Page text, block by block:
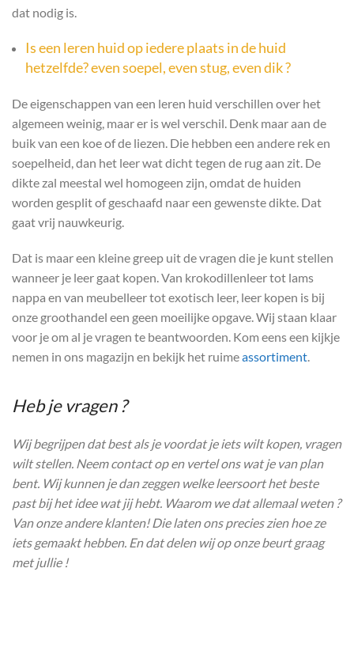
dat nodig is.
Is een leren huid op iedere plaats in de huid
hetzelfde? even soepel, even stug, evendik?
De eigenschappen van een leren huid verschillen over het
algemeen weinig, maar er is wel verschil. Denk maar aan de
buik van een koe of de liezen. Die hebben een andere rek en
soepelheid, dan het leer wat dicht tegen de rug aan zit. De
dikte zal meestal wel homogeen zijn, omdat de huiden
worden gesplit of geschaafd naar een gewenste dikte. Dat
gaat vrij nauwkeurig.
Dat is maar een kleine greep uit de vragen die je kunt stellen
wanneer je leer gaat kopen. Van krokodillenleer tot lams
nappa en van meubelleer tot exotisch leer, leer kopen is bij
onze groothandel een geen moeilijke opgave. Wij staan klaar
voor je om al je vragen te beantwoorden. Kom eens een kijkje
nemen in ons magazijn en bekijk het ruimeassortiment.
Heb je vragen ?
Wij begrijpen dat best als je voordat je iets wilt kopen, vragen
wilt stellen. Neem contact op en vertel ons wat je van plan
bent. Wij kunnen je dan zeggen welke leersoort het beste
past bij het idee wat jij hebt. Waarom we dat allemaal weten ?
Van onze andere klanten! Die laten ons precies zien hoe ze
iets gemaakt hebben. En dat delen wij op onze beurt graag
met jullie !